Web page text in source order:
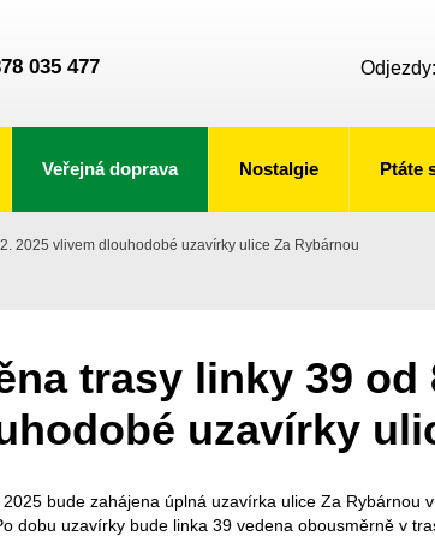
035 477 Odjezdy:
Veřejná doprava Nostalgie Ptáte
2025 vlivem dlouhodobé uzavírky ulice Za Rybárnou
trasy linky 39 od
uzavírky
bude zahájena úplná uzavírka ulice Za Rybárnou
dobu uzavírky bude linka 39 vedena obousměrně v